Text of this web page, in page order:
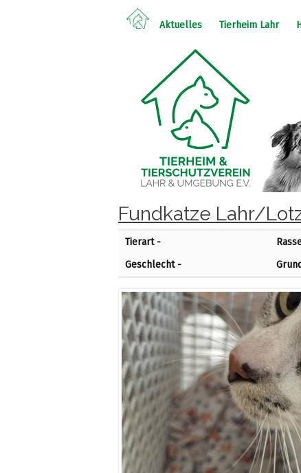
Aktuelles Tierheim Lahr
Fundkatze Lahr/
Tierart -
Geschlecht -